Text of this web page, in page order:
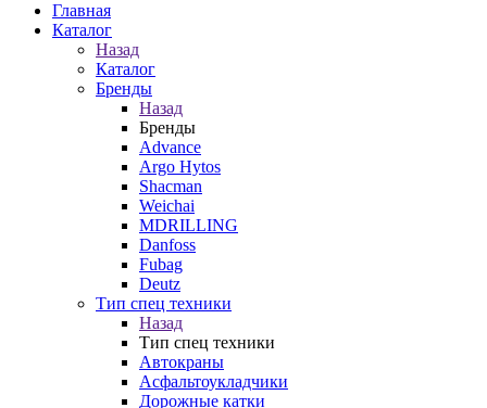
Главная
Каталог
Назад
Каталог
Бренды
Назад
Бренды
Advance
Argo Hytos
Shacman
Weichai
MDRILLING
Danfoss
Fubag
Deutz
Тип спец техники
Назад
Тип спец техники
Автокраны
Асфальтоукладчики
Дорожные катки